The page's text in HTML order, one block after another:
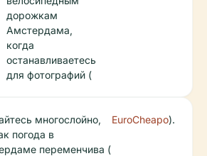
дорожкам
Амстердама,
когда
останавливаетесь
для фотографий (
многослойно,
погода в
переменчива (
EuroCheapo).